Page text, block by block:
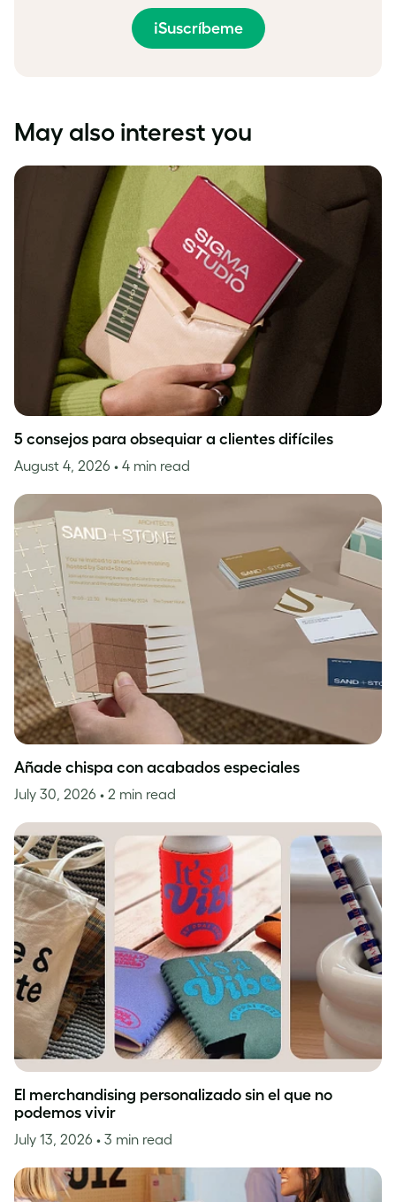
¡Suscríbeme
May also interest you
5 consejos para obsequiar a clientes difíciles
August 4, 2026 • 4 min read
Añade chispa con acabados especiales
July 30, 2026 • 2 min read
El merchandising personalizado sin el que no
podemos vivir
July 13, 2026 • 3 min read